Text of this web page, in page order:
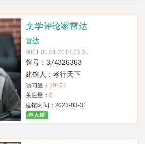
文学评论家雷达
雷达
0001.01.01-2018.03.31
馆号：374326363
建馆人：孝行天下
访问量： 10454
关注量： 0
建馆时间：2023-03-31
单人馆